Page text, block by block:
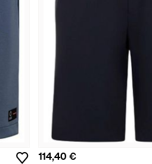
114,40 €